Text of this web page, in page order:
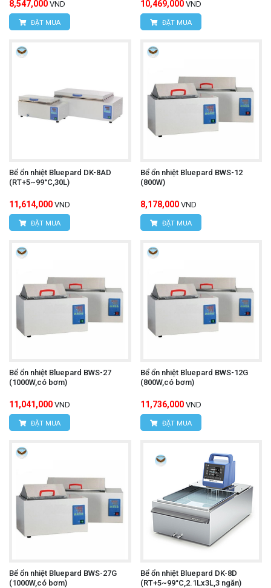
8,547,000 VND
ĐẶT MUA
10,469,000 VND
ĐẶT MUA
Bể ổn nhiệt Bluepard DK-8AD
(RT+5~99°C,30L)
11,614,000 VND
ĐẶT MUA
Bể ổn nhiệt Bluepard BWS-12
(800W)
8,178,000 VND
ĐẶT MUA
Bể ổn nhiệt Bluepard BWS-27
(1000W,có bơm)
11,041,000 VND
ĐẶT MUA
Bể ổn nhiệt Bluepard BWS-12G
(800W,có bơm)
11,736,000 VND
ĐẶT MUA
Bể ổn nhiệt Bluepard BWS-27G
(1000W,có bơm)
Bể ổn nhiệt Bluepard DK-8D
(RT+5~99°C,2.1Lx3L,3 ngăn)